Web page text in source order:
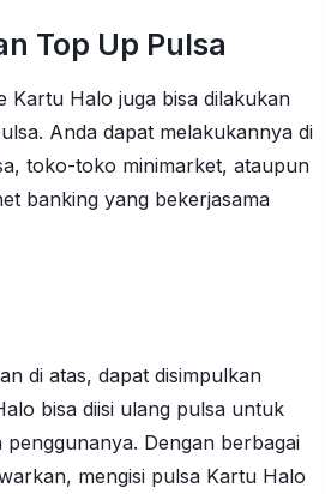
Top Up Pulsa
Kartu Halo juga bisa dilakukan
Anda dapat melakukannya di
toko-toko minimarket, ataupun
banking yang bekerjasama
di atas, dapat disimpulkan
bisa diisi ulang pulsa untuk
Dengan berbagai
mengisi pulsa Kartu Halo